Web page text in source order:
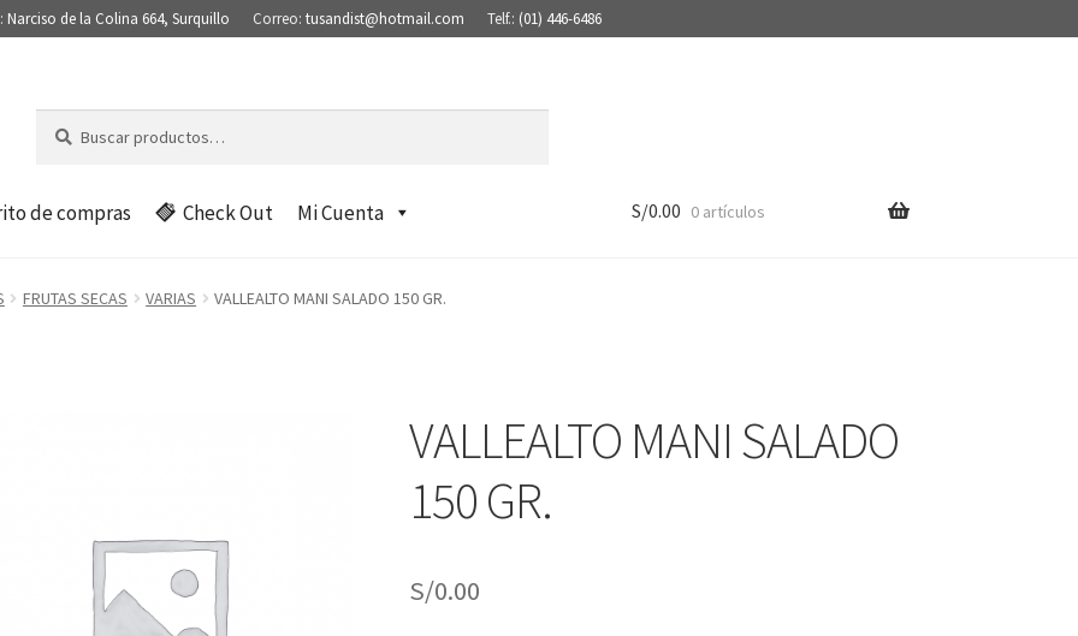
Narciso de la Colina 664, Surquillo Correo: tusandist@hotmail.com Telf.: (01) 446-6486
por:
c
a
de compras Check Out Mi Cuenta S/0.00 0 artículos
FRUTAS SECAS VARIAS VALLEALTO MANI SALADO 150 GR.
VALLEALTO MANI SALADO
150 GR.
S/0.00